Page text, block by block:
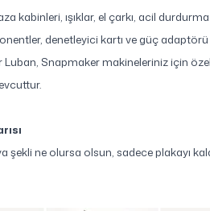
kabinleri, ışıklar, el çarkı, acil
denetleyici kartı ve güç
Luban, Snapmaker makineleriniz için
şekli ne olursa olsun, sadece plakayı